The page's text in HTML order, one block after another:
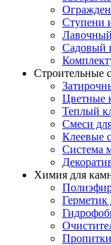
Ступени
Садовый
Строительные
Цветные
Теплый
Смеси
Клеевые
Система
Химия для
Герметик